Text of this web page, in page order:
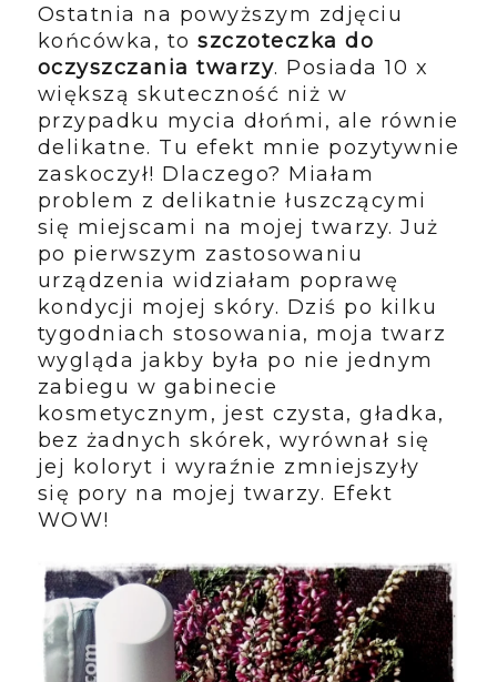
Ostatnia na powyższym zdjęciu
końcówka, toszczoteczka do
oczyszczania twarzy. Posiada 10 x
większą skuteczność niż w
przypadku mycia dłońmi, ale równie
delikatne. Tu efekt mnie pozytywnie
zaskoczył! Dlaczego? Miałam
problem z delikatnie łuszczącymi
się miejscami na mojej twarzy. Już
po pierwszym zastosowaniu
urządzenia widziałam poprawę
kondycji mojej skóry. Dziś po kilku
tygodniach stosowania, moja twarz
wygląda jakby była po nie jednym
zabiegu w gabinecie
kosmetycznym, jest czysta, gładka,
bez żadnych skórek, wyrównał się
jej koloryt i wyraźnie zmniejszyły
się pory na mojej twarzy. Efekt
WOW!